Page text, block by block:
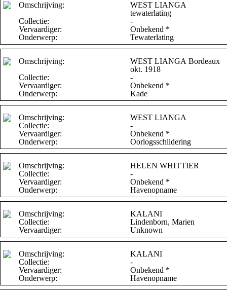
Omschrijving:
WEST LIANGA
tewaterlating
Collectie:
-
Vervaardiger:
Onbekend *
Onderwerp:
Tewaterlating
Omschrijving:
WEST LIANGA Bordeaux
okt. 1918
Collectie:
-
Vervaardiger:
Onbekend *
Onderwerp:
Kade
Omschrijving:
WEST LIANGA
Collectie:
-
Vervaardiger:
Onbekend *
Onderwerp:
Oorlogsschildering
Omschrijving:
HELEN WHITTIER
Collectie:
-
Vervaardiger:
Onbekend *
Onderwerp:
Havenopname
Omschrijving:
KALANI
Collectie:
Lindenborn, Marien
Vervaardiger:
Unknown
Omschrijving:
KALANI
Collectie:
-
Vervaardiger:
Onbekend *
Onderwerp:
Havenopname